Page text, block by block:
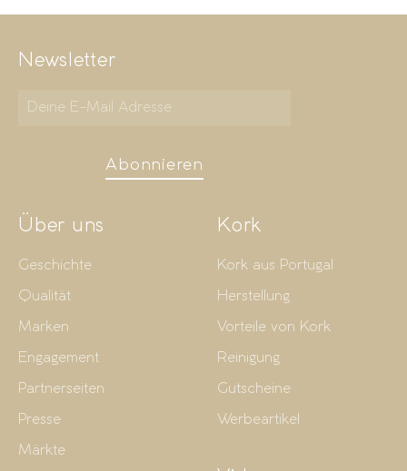
Newsletter
Abonnieren
Über uns
Geschichte
Qualität
Marken
Engagement
Partnerseiten
Presse
Märkte
Kork
Kork aus Portugal
Herstellung
Vorteile von Kork
Reinigung
Gutscheine
Werbeartikel